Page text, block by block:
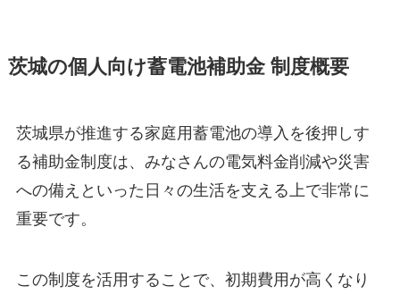
茨城の個人向け蓄電池補助金 制度概要
茨城県が推進する家庭用蓄電池の導入を後押しす
る補助金制度は、みなさんの電気料金削減や災害
への備えといった日々の生活を支える上で非常に
重要です。
この制度を活用することで、初期費用が高くなり